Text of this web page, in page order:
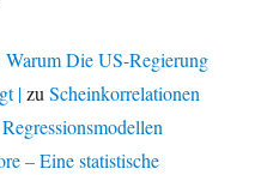
Die US-Regierung
|zuScheinkorrelationen
– Eine statistische